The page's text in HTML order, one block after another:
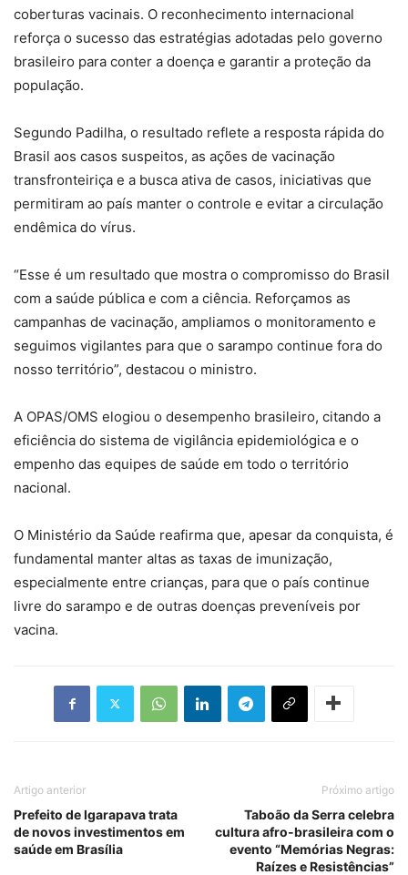
coberturas vacinais. O reconhecimento internacional
reforça o sucesso das estratégias adotadas pelo governo
brasileiro para conter a doença e garantir a proteção da
população.
Segundo Padilha, o resultado reflete a resposta rápida do
Brasil aos casos suspeitos, as ações de vacinação
transfronteiriça e a busca ativa de casos, iniciativas que
permitiram ao país manter o controle e evitar a circulação
endêmica do vírus.
“Esse é um resultado que mostra o compromisso do Brasil
com a saúde pública e com a ciência. Reforçamos as
campanhas de vacinação, ampliamos o monitoramento e
seguimos vigilantes para que o sarampo continue fora do
nosso território”, destacou o ministro.
A OPAS/OMS elogiou o desempenho brasileiro, citando a
eficiência do sistema de vigilância epidemiológica e o
empenho das equipes de saúde em todo o território
nacional.
O Ministério da Saúde reafirma que, apesar da conquista, é
fundamental manter altas as taxas de imunização,
especialmente entre crianças, para que o país continue
livre do sarampo e de outras doenças preveníveis por
vacina.
Artigo anterior
Prefeito de Igarapava trata
de novos investimentos em
saúde em Brasília
Próximo artigo
Taboão da Serra celebra
cultura afro-brasileira com o
evento “Memórias Negras:
Raízes e Resistências”